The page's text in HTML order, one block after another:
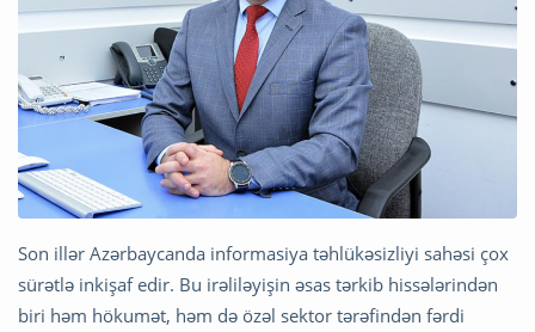
Son illər Azərbaycanda informasiya təhlükəsizliyi sahəsi çox
sürətlə inkişaf edir. Bu irəliləyişin əsas tərkib hissələrindən
biri həm hökumət, həm də özəl sektor tərəfindən fərdi